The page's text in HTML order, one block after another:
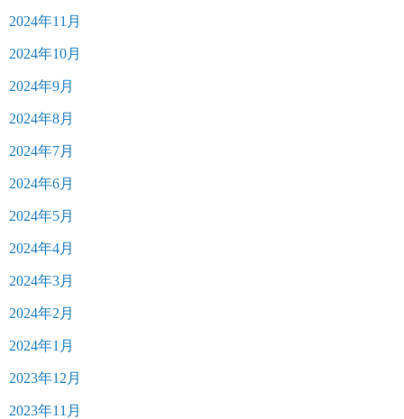
2024年11月
2024年10月
2024年9月
2024年8月
2024年7月
2024年6月
2024年5月
2024年4月
2024年3月
2024年2月
2024年1月
2023年12月
2023年11月